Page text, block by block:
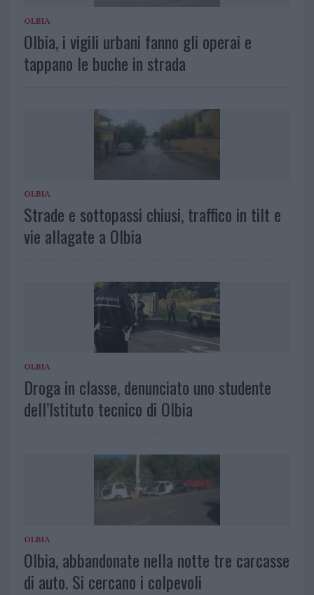
OLBIA
Olbia, i vigili urbani fanno gli operai e
tappano le buche in strada
OLBIA
Strade e sottopassi chiusi, traffico in tilt e
vie allagate a Olbia
OLBIA
Droga in classe, denunciato uno studente
dell’Istituto tecnico di Olbia
OLBIA
Olbia, abbandonate nella notte tre carcasse
di auto. Si cercano i colpevoli